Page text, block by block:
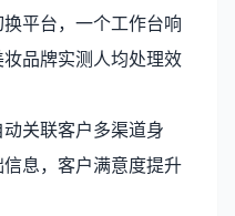
换平台，一个工作台响
品牌实测人均处理效
动关联客户多渠道身
息，客户满意度提升